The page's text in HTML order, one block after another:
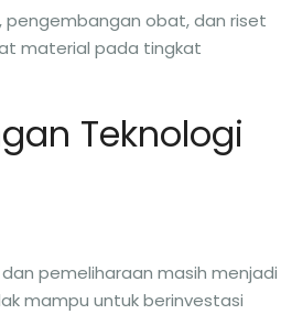
pengembangan obat, dan riset
material pada tingkat
Teknologi
pemeliharaan masih menjadi
mampu untuk berinvestasi